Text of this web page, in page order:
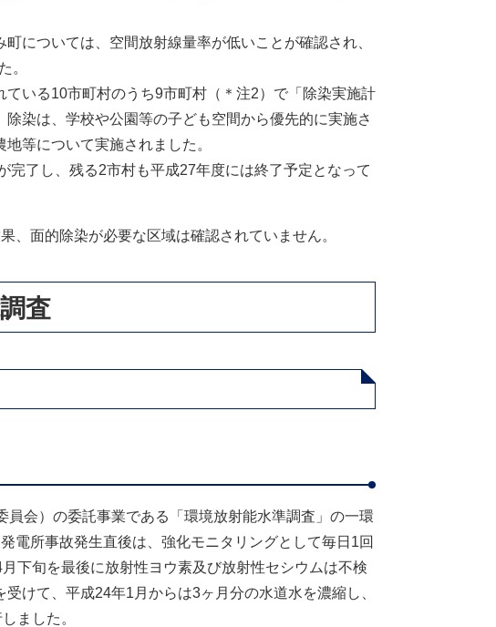
については、空間放射線量率が低いことが確認され、
。
いる10市町村のうち9市町村（＊注2）で「除染実施計
染は、学校や公園等の子ども空間から優先的に実施さ
等について実施されました。
了し、残る2市村も平成27年度には終了予定となって
、面的除染が必要な区域は確認されていません。
査
会）の委託事業である「環境放射能水準調査」の一環
電所事故発生直後は、強化モニタリングとして毎日1回
下旬を最後に放射性ヨウ素及び放射性セシウムは不検
けて、平成24年1月からは3ヶ月分の水道水を濃縮し、
ました。